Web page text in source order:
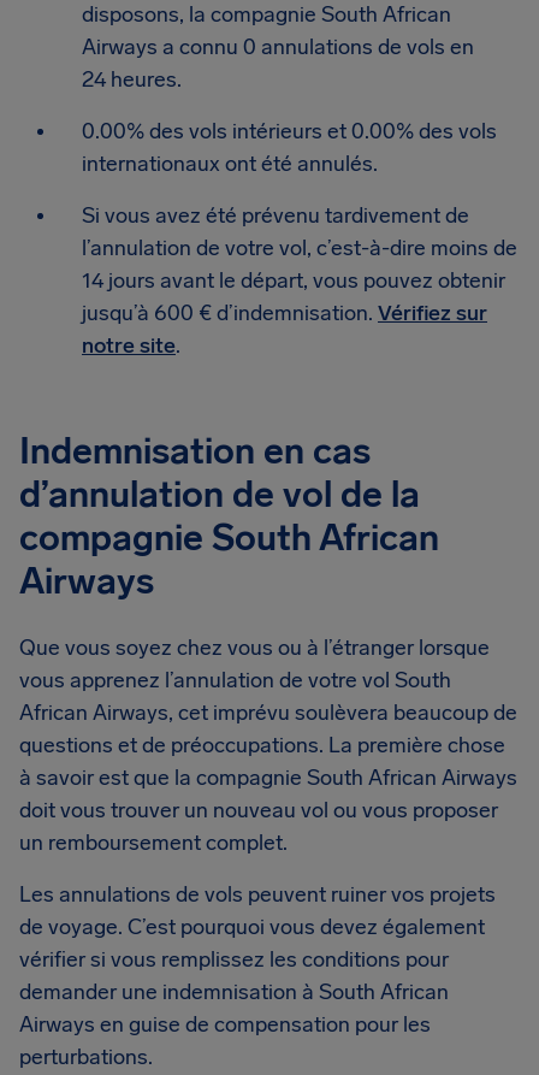
disposons, la compagnie South African
Airways a connu 0 annulations de vols en
24 heures.
0.00% des vols intérieurs et 0.00% des vols
internationaux ont été annulés.
Si vous avez été prévenu tardivement de
l’annulation de votre vol, c’est-à-dire moins de
14 jours avant le départ, vous pouvez obtenir
jusqu’à 600 € d’indemnisation. Vérifiez sur
notre site.
Indemnisation en cas
d’annulation de vol de la
compagnie South African
Airways
Que vous soyez chez vous ou à l’étranger lorsque
vous apprenez l’annulation de votre vol South
African Airways, cet imprévu soulèvera beaucoup de
questions et de préoccupations. La première chose
à savoir est que la compagnie South African Airways
doit vous trouver un nouveau vol ou vous proposer
un remboursement complet.
Les annulations de vols peuvent ruiner vos projets
de voyage. C’est pourquoi vous devez également
vérifier si vous remplissez les conditions pour
demander une indemnisation à South African
Airways en guise de compensation pour les
perturbations.